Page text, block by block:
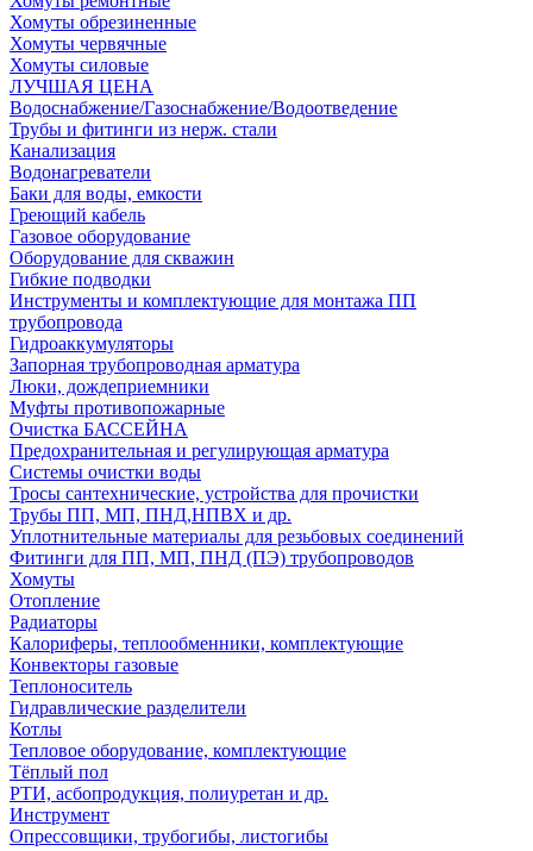
Хомуты обрезиненные
Хомуты червячные
Хомуты силовые
ЛУЧШАЯ ЦЕНА
Водоснабжение/Газоснабжение/Водоотведение
Трубы и фитинги из нерж. стали
Канализация
Водонагреватели
Баки для воды, емкости
Греющий кабель
Газовое оборудование
Оборудование для скважин
Гибкие подводки
Инструменты и комплектующие для монтажа ПП
трубопровода
Гидроаккумуляторы
Запорная трубопроводная арматура
Люки, дождеприемники
Муфты противопожарные
Очистка БАССЕЙНА
Предохранительная и регулирующая арматура
Системы очистки воды
Тросы сантехнические, устройства для прочистки
Трубы ПП, МП, ПНД,НПВХ и др.
Уплотнительные материалы для резьбовых соединений
Фитинги для ПП, МП, ПНД (ПЭ) трубопроводов
Хомуты
Отопление
Радиаторы
Калориферы, теплообменники, комплектующие
Конвекторы газовые
Теплоноситель
Гидравлические разделители
Котлы
Тепловое оборудование, комплектующие
Тёплый пол
РТИ, асбопродукция, полиуретан и др.
Инструмент
Опрессовщики, трубогибы, листогибы